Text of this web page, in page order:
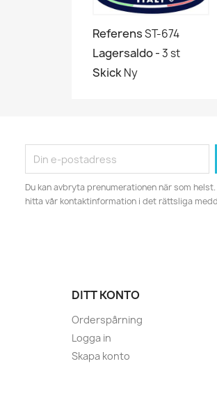
ReferensST-674
Lagersaldo -3 st
SkickNy
Du kan avbryta prenumerationen när som
hitta vår kontaktinformation i det rättsliga
DITT KONTO
Orderspårning
Logga in
Skapa konto